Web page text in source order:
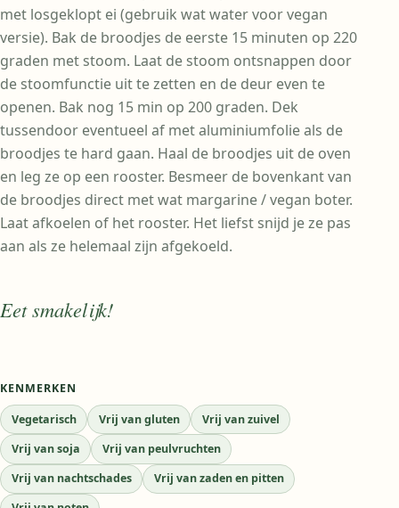
met losgeklopt ei (gebruik wat water voor vegan
versie). Bak de broodjes de eerste 15 minuten op 220
graden met stoom. Laat de stoom ontsnappen door
de stoomfunctie uit te zetten en de deur even te
openen. Bak nog 15 min op 200 graden. Dek
tussendoor eventueel af met aluminiumfolie als de
broodjes te hard gaan. Haal de broodjes uit de oven
en leg ze op een rooster. Besmeer de bovenkant van
de broodjes direct met wat margarine / vegan boter.
Laat afkoelen of het rooster. Het liefst snijd je ze pas
aan als ze helemaal zijn afgekoeld.
Eet smakelijk!
KENMERKEN
Vegetarisch Vrij van gluten
Vrij van zuivel
Vrij van soja
Vrij van peulvruchten
Vrij van nachtschades
Vrij van zaden en pitten